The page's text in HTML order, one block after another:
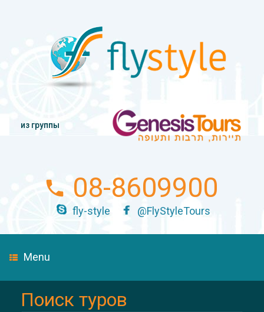
из группы
08-8609900
fly-style @FlyStyleTours
Menu
Поиск туров